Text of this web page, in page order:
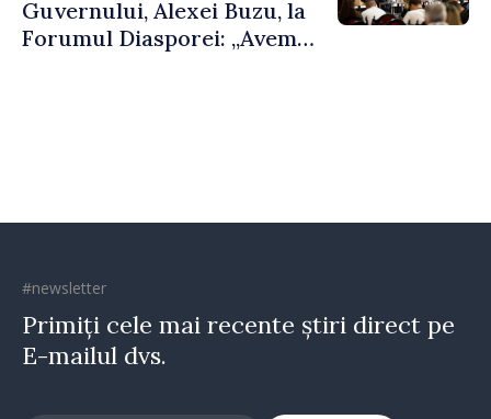
Guvernului, Alexei Buzu, la
Forumul Diasporei: „Avem
#newsletter
Primiți cele mai recente știri direct pe
E-mailul dvs.